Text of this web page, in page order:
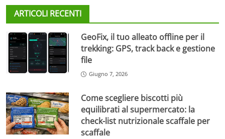
ARTICOLI RECENTI
GeoFix, il tuo alleato offline per il
trekking: GPS, track back e gestione
file
Giugno 7, 2026
Come scegliere biscotti più
equilibrati al supermercato: la
check-list nutrizionale scaffale per
scaffale